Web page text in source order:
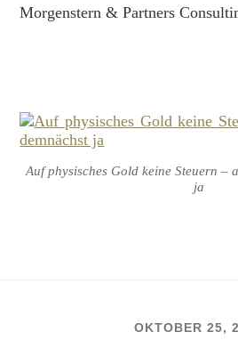
Morgenstern & Partners
Auf physisches Gold keine Steuern –
ja
OKTOBER 25,